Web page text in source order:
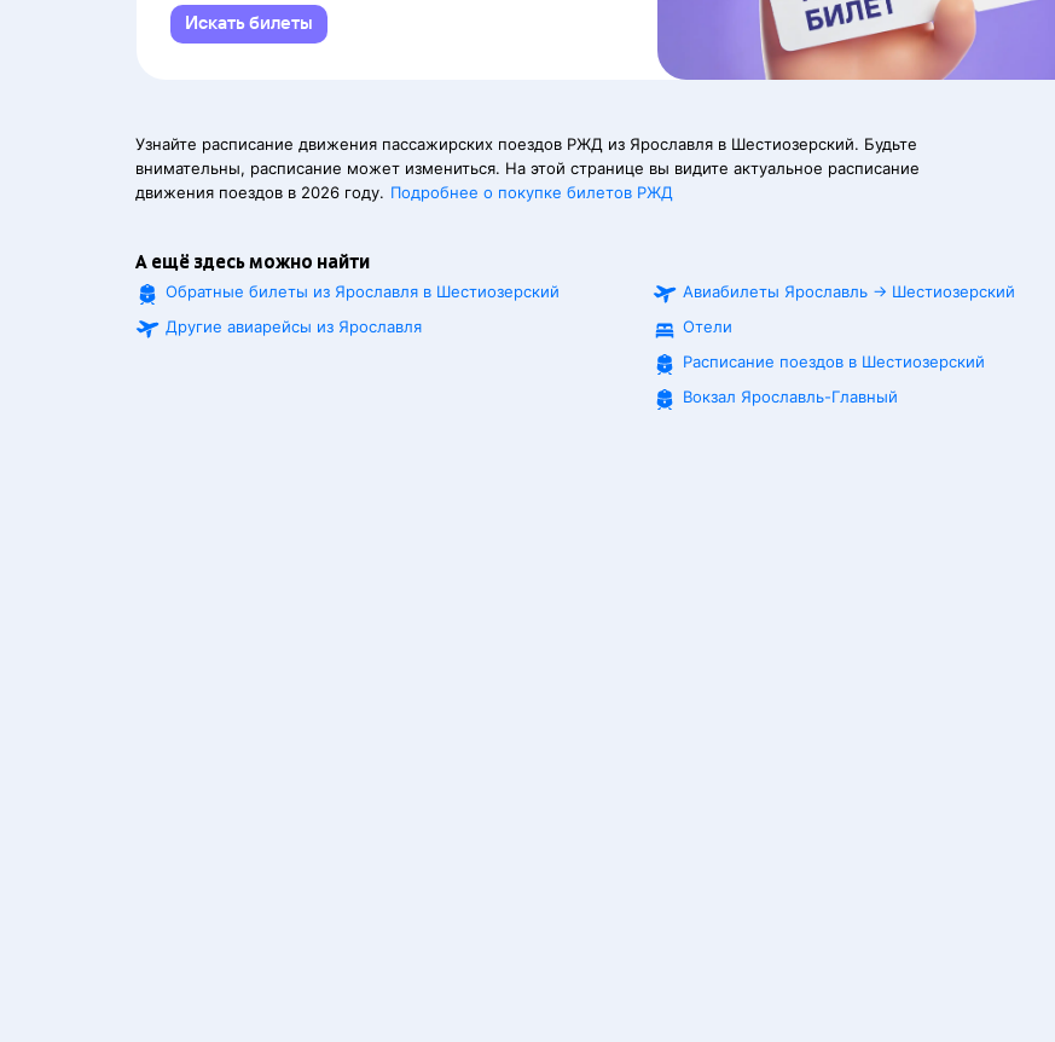
Искать билеты
Узнайте расписание движения пассажирских поездов РЖД из Ярославля в Шестиозерский. Будьте
внимательны, расписание может измениться. На этой странице вы видите актуальное расписание
движения поездов в 2026 году. Подробнее о покупке билетов РЖД
А ещё здесь можно найти
Обратные билеты из Ярославля в Шестиозерский
Другие авиарейсы из Ярославля
Авиабилеты Ярославль→ Шестиозерский
Отели
Расписание поездов в Шестиозерский
Вокзал Ярославль-Главный